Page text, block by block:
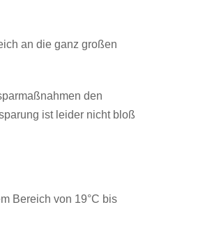
an die ganz großen
den
ist leider nicht bloß
Bereich von 19°C bis